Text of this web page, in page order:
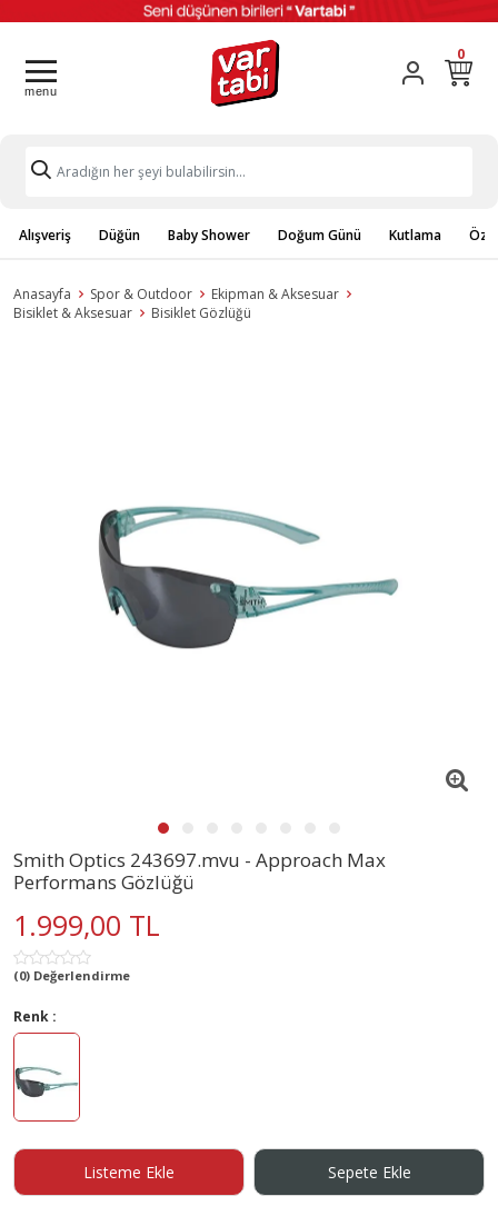
0
Alışveriş Düğün Baby Shower Doğum Günü Kutlama
Anasayfa Spor & Outdoor
Ekipman & Aksesuar
Bisiklet & Aksesuar
Bisiklet Gözlüğü
Smith Optics 243697.mvu - Approach Max
Performans Gözlüğü
1.999,00 TL
(0) Değerlendirme
Renk :
Listeme Ekle Sepete Ekle